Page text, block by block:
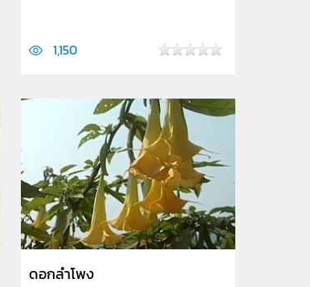
1,150
ดอกลำโพง